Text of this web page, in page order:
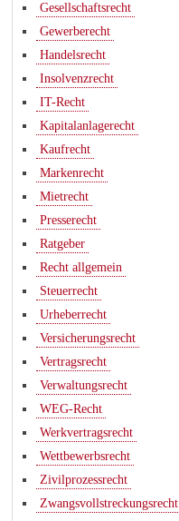
Gesellschaftsrecht
Gewerberecht
Handelsrecht
Insolvenzrecht
IT-Recht
Kapitalanlagerecht
Kaufrecht
Markenrecht
Mietrecht
Presserecht
Ratgeber
Recht allgemein
Steuerrecht
Urheberrecht
Versicherungsrecht
Vertragsrecht
Verwaltungsrecht
WEG-Recht
Werkvertragsrecht
Wettbewerbsrecht
Zivilprozessrecht
Zwangsvollstreckungsrecht